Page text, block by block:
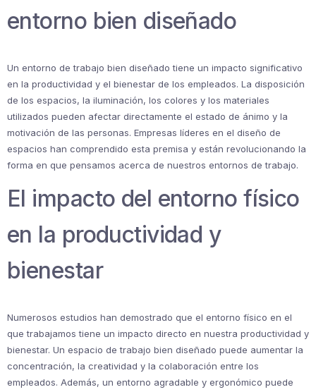
entorno bien diseñado
Un entorno de trabajo bien diseñado tiene un impacto significativo
en la productividad y el bienestar de los empleados. La disposición
de los espacios, la iluminación, los colores y los materiales
utilizados pueden afectar directamente el estado de ánimo y la
motivación de las personas. Empresas líderes en el diseño de
espacios han comprendido esta premisa y están revolucionando la
forma en que pensamos acerca de nuestros entornos de trabajo.
El impacto del entorno físico
en la productividad y
bienestar
Numerosos estudios han demostrado que el entorno físico en el
que trabajamos tiene un impacto directo en nuestra productividad y
bienestar. Un espacio de trabajo bien diseñado puede aumentar la
concentración, la creatividad y la colaboración entre los
empleados. Además, un entorno agradable y ergonómico puede